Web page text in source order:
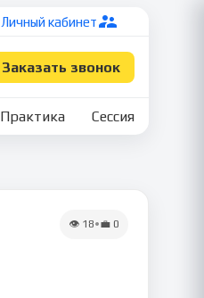
Личный кабинет
Заказать звонок
Практика Сессия
👁 18•💼 0